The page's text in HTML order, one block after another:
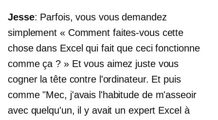
Jesse: Parfois, vous vous demandez
simplement « Comment faites-vous cette
chose dans Excel qui fait que ceci fonctionne
comme ça ? » Et vous aimez juste vous
cogner la tête contre l'ordinateur. Et puis
comme "Mec, j'avais l'habitude de m'asseoir
avec quelqu'un, il y avait un expert Excel à